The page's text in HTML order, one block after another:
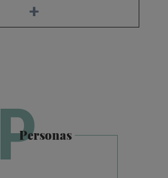
+
PPersonas